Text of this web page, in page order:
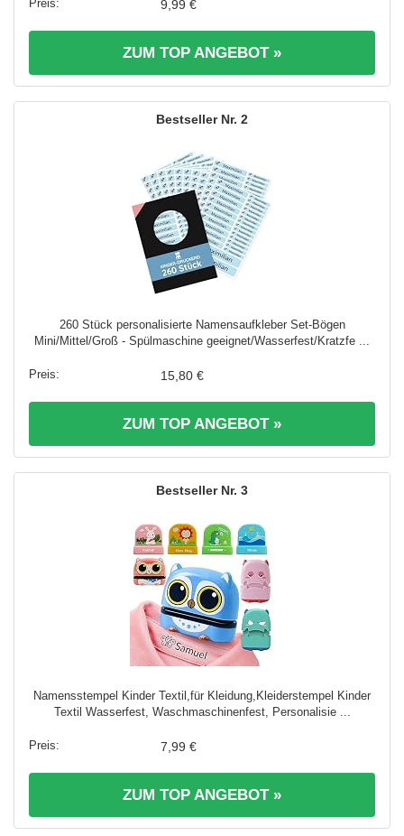
9,99 €
ZUM TOP ANGEBOT »
2
260 Stück personalisierte Namensaufkleber Set-Bögen
Mini/Mittel/Groß - Spülmaschine geeignet/Wasserfest/Kratzfe ...
15,80 €
ZUM TOP ANGEBOT »
3
Namensstempel Kinder Textil,für Kleidung,Kleiderstempel Kinder
Textil Wasserfest, Waschmaschinenfest, Personalisie ...
7,99 €
ZUM TOP ANGEBOT »